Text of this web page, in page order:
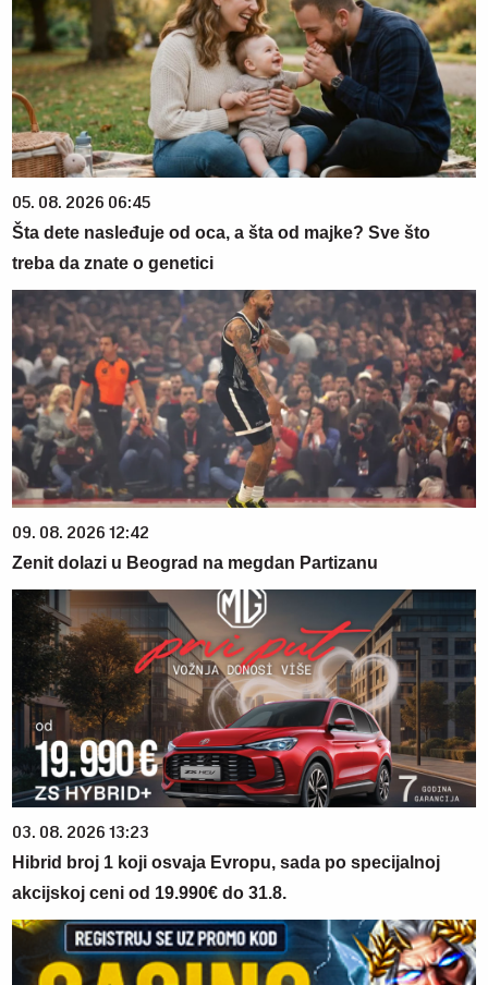
05. 08. 2026 06:45
Šta dete nasleđuje od oca, a šta od majke? Sve što
treba da znate o genetici
09. 08. 2026 12:42
Zenit dolazi u Beograd na megdan Partizanu
03. 08. 2026 13:23
Hibrid broj 1 koji osvaja Evropu, sada po specijalnoj
akcijskoj ceni od 19.990€ do 31.8.